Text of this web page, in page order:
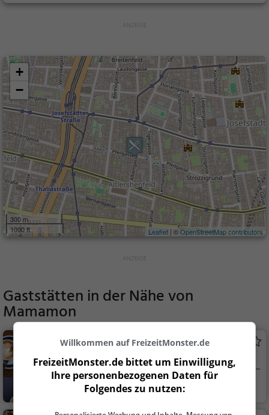
+
−
300 m
1000 ft
Leaflet | ©OpenStreetMap contributors
Gaststätten in der Nähe von
Mamamon
Zuckero
Café in Wien
Wien, Österreich
Willkommen auf FreizeitMonster.de
FreizeitMonster.de bittet um Einwilligung,
Ihre personenbezogenen Daten für
Folgendes zu nutzen: